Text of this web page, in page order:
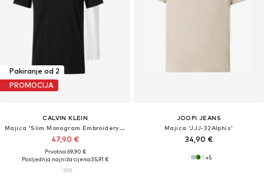
Pakiranje od 2
PROMOCIJA
CALVIN KLEIN
Majica 'Slim Monogram Embroidery T'
47,90 €
Prvotno: 69,90 €
Posljednja najniža cijena:35,91 €
JOOP! JEANS
Majica 'JJJ-32Alphis'
34,90 €
+5